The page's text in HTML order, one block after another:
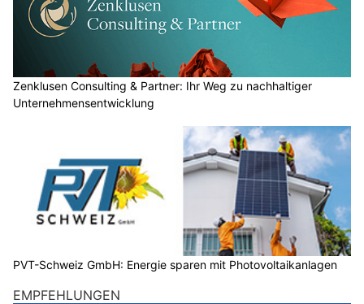
Zenklusen Consulting & Partner: Ihr Weg zu nachhaltiger
Unternehmensentwicklung
PVT-Schweiz GmbH: Energie sparen mit Photovoltaikanlagen
EMPFEHLUNGEN